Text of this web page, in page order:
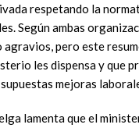
respetando la
Según ambas
pero este
les dispensa y que
mejoras
lamenta que el